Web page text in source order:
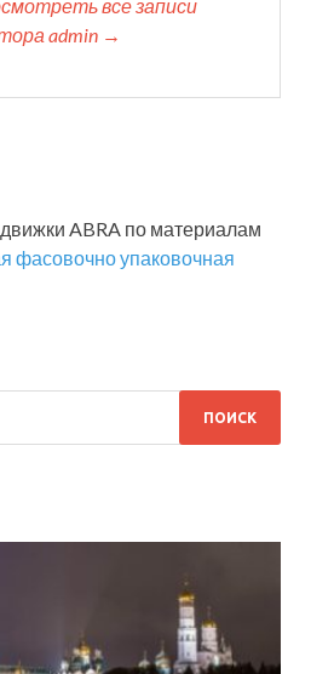
все записи
admin →
ABRA по материалам
фасовочно упаковочная